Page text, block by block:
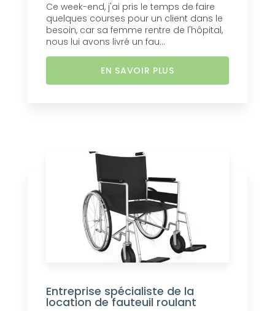
Ce week-end, j'ai pris le temps de faire
quelques courses pour un client dans le
besoin, car sa femme rentre de l'hôpital,
nous lui avons livré un fau...
EN SAVOIR PLUS
Entreprise spécialiste de la
location de fauteuil roulant